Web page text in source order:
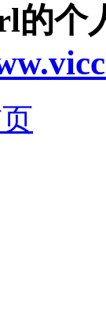
的个